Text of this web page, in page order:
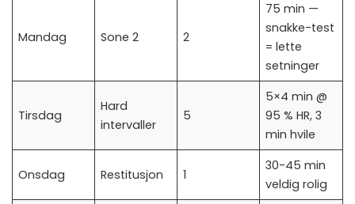
Mandag Sone 2 2
75 min —
snakke-test
= lette
setninger
Tirsdag
Hard
intervaller
5
5×4 min @
95 % HR, 3
min hvile
Onsdag Restitusjon 1
30-45 min
veldig rolig